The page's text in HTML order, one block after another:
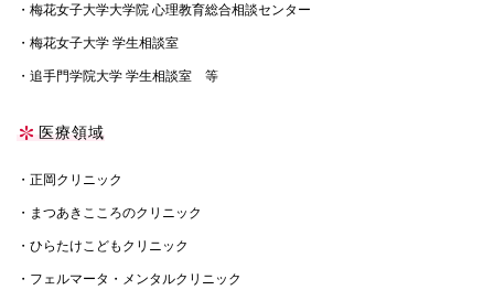
・梅花女子大学大学院 心理教育総合相談センター
・梅花女子大学 学生相談室
・追手門学院大学 学生相談室 等
医療領域
・正岡クリニック
・まつあきこころのクリニック
・ひらたけこどもクリニック
・フェルマータ・メンタルクリニック